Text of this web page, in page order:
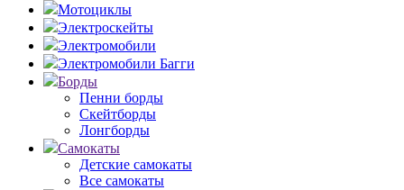
Мотоциклы
Электроскейты
Электромобили
Электромобили Багги
Борды
Пенни борды
Скейтборды
Лонгборды
Самокаты
Детские самокаты
Все самокаты